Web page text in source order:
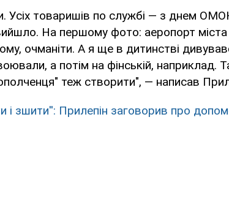
Усіх товаришів по службі — з днем
На першому фото: аеропорт міста
очманіти. А я ще в дитинстві
а потім на фінській, наприклад.
теж створити", — написав
і зшити'': Прилепін заговорив про